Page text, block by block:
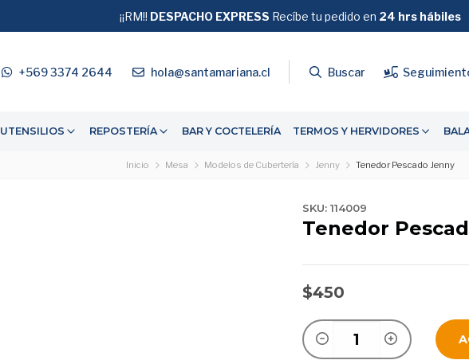
+569 3374 2644 hola@santamariana.cl Buscar
UTENSILIOS REPOSTERÍA BAR Y COCTELERÍA TERMOS Y HERVIDORES
GRATIS SOBRE $39.990
¡¡RM!! DESPACHO EXPRESS Recíbe tu pedido en 24 hrs hábiles
Inicio Mesa Modelos de Cubertería Jenny Tenedor Pescado Jenny
SKU: 114009
Tenedor
$450